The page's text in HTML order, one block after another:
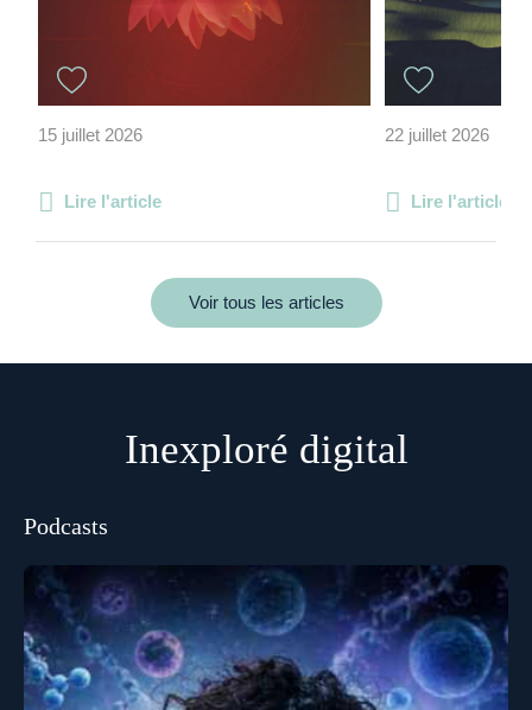
15 juillet 2026
Lire l'article
22 juillet 2026
Lire l'article
Voir tous les articles
Inexploré digital
Podcasts